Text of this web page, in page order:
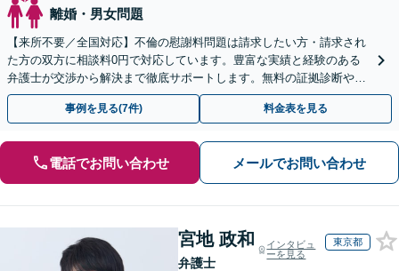
離婚・男女問題
【来所不要／全国対応】不倫の慰謝料問題は請求したい方・請求され
た方の双方に相談料0円で対応しています。豊富な実績と経験のある
弁護士が交渉から解決まで徹底サポートします。無料の証拠診断や着
手金の返還保証もありますので安心してご相談ください。
事例を見る(7件) 料金表を見る
電話でお問い合わせ メールでお問い合わせ
宮地 政和
弁護士
インタビュ
ーを見る
東京都